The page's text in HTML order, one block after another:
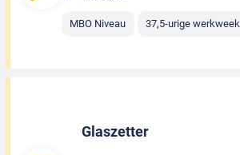
MBO Niveau 37,5-urige werkweek
Glaszetter